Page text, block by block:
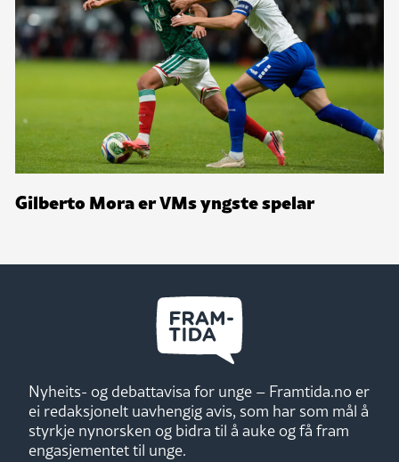
Gilberto Mora er VMs yngste spelar
Nyheits- og debattavisa for unge – Framtida.no er
ei redaksjonelt uavhengig avis, som har som mål å
styrkje nynorsken og bidra til å auke og få fram
engasjementet til unge.